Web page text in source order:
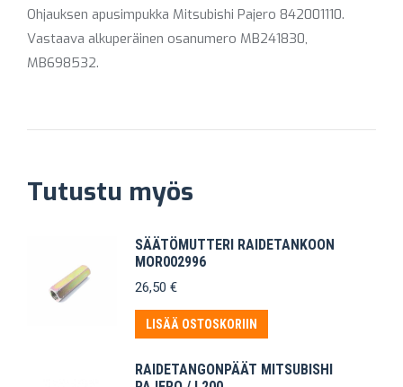
Ohjauksen apusimpukka Mitsubishi Pajero 842001110.
Vastaava alkuperäinen osanumero MB241830,
MB698532.
Tutustu myös
SÄÄTÖMUTTERI RAIDETANKOON
MOR002996
26,50 €
LISÄÄ OSTOSKORIIN
RAIDETANGONPÄÄT MITSUBISHI